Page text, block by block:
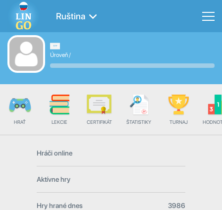
Ruština
Úroveň/
HRAŤ LEKCIE CERTIFIKÁT ŠTATISTIKY TURNAJ
Hráči online
Aktívne hry
Hry hrané dnes 3986